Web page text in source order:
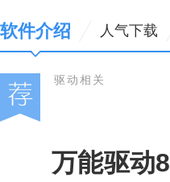
软件介绍 人气下载
驱动相关
万能驱动8